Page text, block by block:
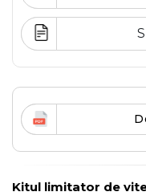
Kitul limitator de